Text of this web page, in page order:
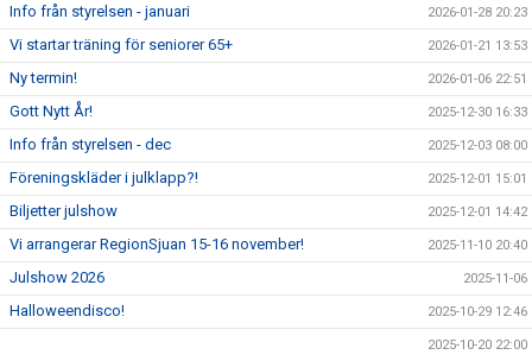
Info från styrelsen - januari 2026-01-28 20:23
Vi startar träning för seniorer 65+ 2026-01-21 13:53
Ny termin! 2026-01-06 22:51
Gott Nytt År! 2025-12-30 16:33
Info från styrelsen - dec 2025-12-03 08:00
Föreningskläder i julklapp?! 2025-12-01 15:01
Biljetter julshow 2025-12-01 14:42
Vi arrangerar RegionSjuan 15-16 november! 2025-11-10 20:40
Julshow 2026 2025-11-06
Halloweendisco! 2025-10-29 12:46
2025-10-20 22:00